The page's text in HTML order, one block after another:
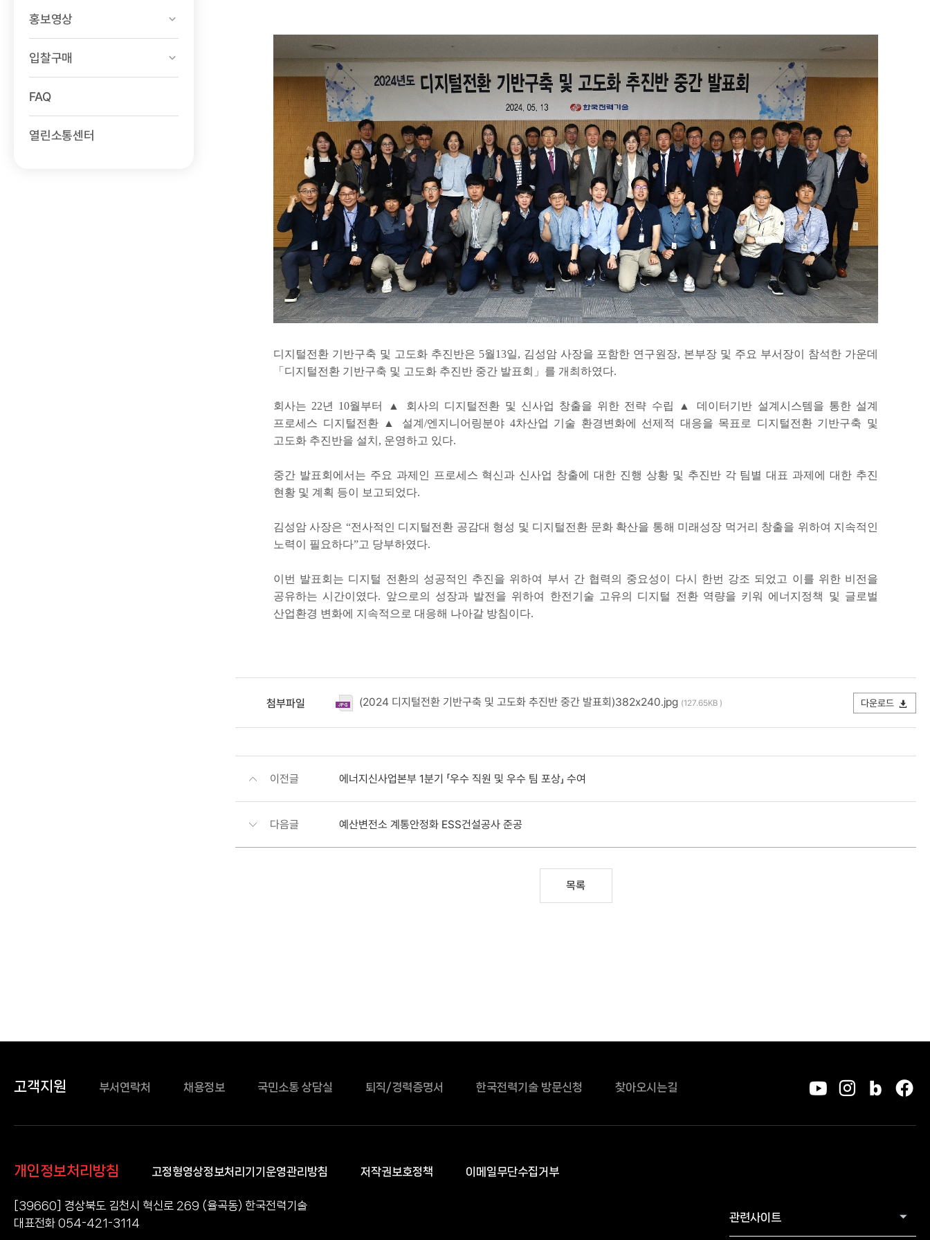
홍보영상
입찰구매
FAQ
열린소통센터
디지털전환 기반구축 및 고도화 추진반은 5월13일, 김성암 사장을 포함한 연구원장, 본부장 및 주요 부서장이 참석한 가운데
「디지털전환 기반구축 및 고도화 추진반 중간 발표회」를 개최하였다.
회사는 22년 10월부터 ▲ 회사의 디지털전환 및 신사업 창출을 위한 전략 수립 ▲ 데이터기반 설계시스템을 통한 설계
프로세스 디지털전환 ▲ 설계/엔지니어링분야 4차산업 기술 환경변화에 선제적 대응을 목표로 디지털전환 기반구축 및
고도화 추진반을 설치, 운영하고 있다.
중간 발표회에서는 주요 과제인 프로세스 혁신과 신사업 창출에 대한 진행 상황 및 추진반 각 팀별 대표 과제에 대한 추진
현황 및 계획 등이 보고되었다.
김성암 사장은 “전사적인 디지털전환 공감대 형성 및 디지털전환 문화 확산을 통해 미래성장 먹거리 창출을 위하여 지속적인
노력이 필요하다”고 당부하였다.
이번 발표회는 디지털 전환의 성공적인 추진을 위하여 부서 간 협력의 중요성이 다시 한번 강조 되었고 이를 위한 비전을
공유하는 시간이였다. 앞으로의 성장과 발전을 위하여 한전기술 고유의 디지털 전환 역량을 키워 에너지정책 및 글로벌
산업환경 변화에 지속적으로 대응해 나아갈 방침이다.
첨부파일 (2024 디지털전환 기반구축 및 고도화 추진반 중간 발표회)382x240.jpg (127.65KB ) 다운로드
이전글 에너지신사업본부 1분기 「우수 직원 및 우수 팀 포상」 수여
다음글 예산변전소 계통안정화 ESS건설공사 준공
목록
고객지원 부서연락처 채용정보 국민소통 상담실 퇴직/경력증명서 한국전력기술 방문신청 찾아오시는길
유튜브인스타그
블로그
페
개인정보처리방침 고정형영상정보처리기기운영관리방침 저작권보호정책 이메일무단수집거부
관련사이트
[39660] 경상북도 김천시 혁신로 269 (율곡동) 한국전력기술
대표전화 054-421-3114